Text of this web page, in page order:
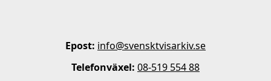
Epost: info@svensktvisarkiv.se
Telefonväxel: 08-519 554 88